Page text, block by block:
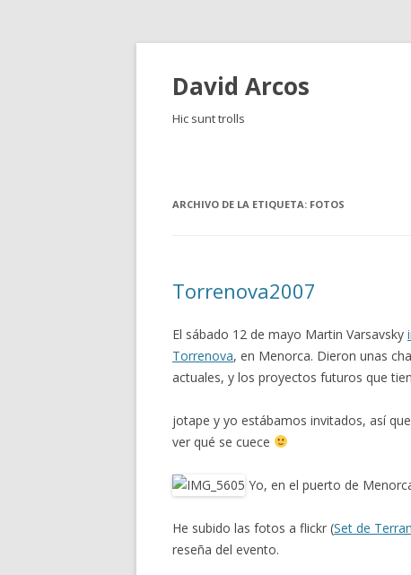
David Arcos
Hic sunt trolls
ARCHIVO DE LA ETIQUETA: FOTOS
Torrenova2007
El sábado 12 de mayo Martin Varsavsky
Torrenova, en Menorca. Dieron unas
actuales, y los proyectos futuros que
jotape y yo estábamos invitados, así
ver qué se cuece
Yo, en el puerto de
He subido las fotos a flickr (Set de
reseña del evento.